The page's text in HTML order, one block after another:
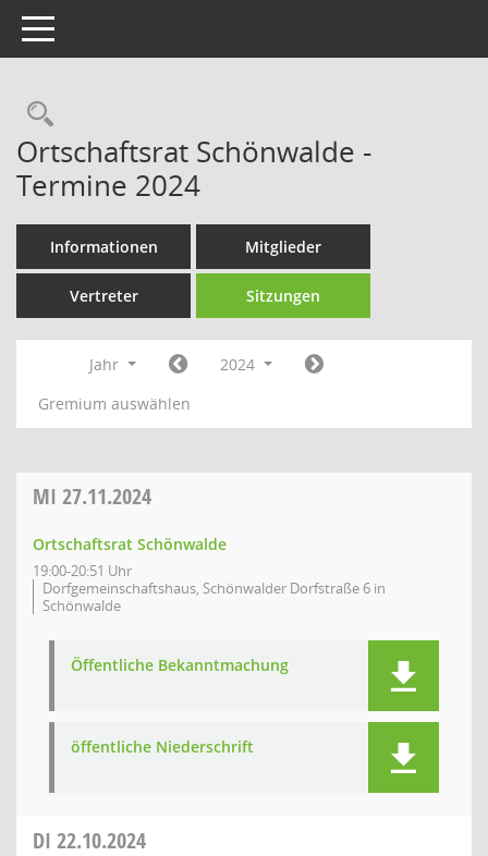
Toggle navigation
Rechercheauswahl
Ortschaftsrat Schönwalde -
Termine 2024
Informationen Mitglieder
Vertreter Sitzungen
Jahr
2024
Gremium auswählen
MI 27.11.2024
Ortschaftsrat Schönwalde
19:00-20:51 Uhr
Dorfgemeinschaftshaus, Schönwalder Dorfstraße 6 in
Schönwalde
Öffentliche Bekanntmachung
öffentliche Niederschrift
DI 22.10.2024